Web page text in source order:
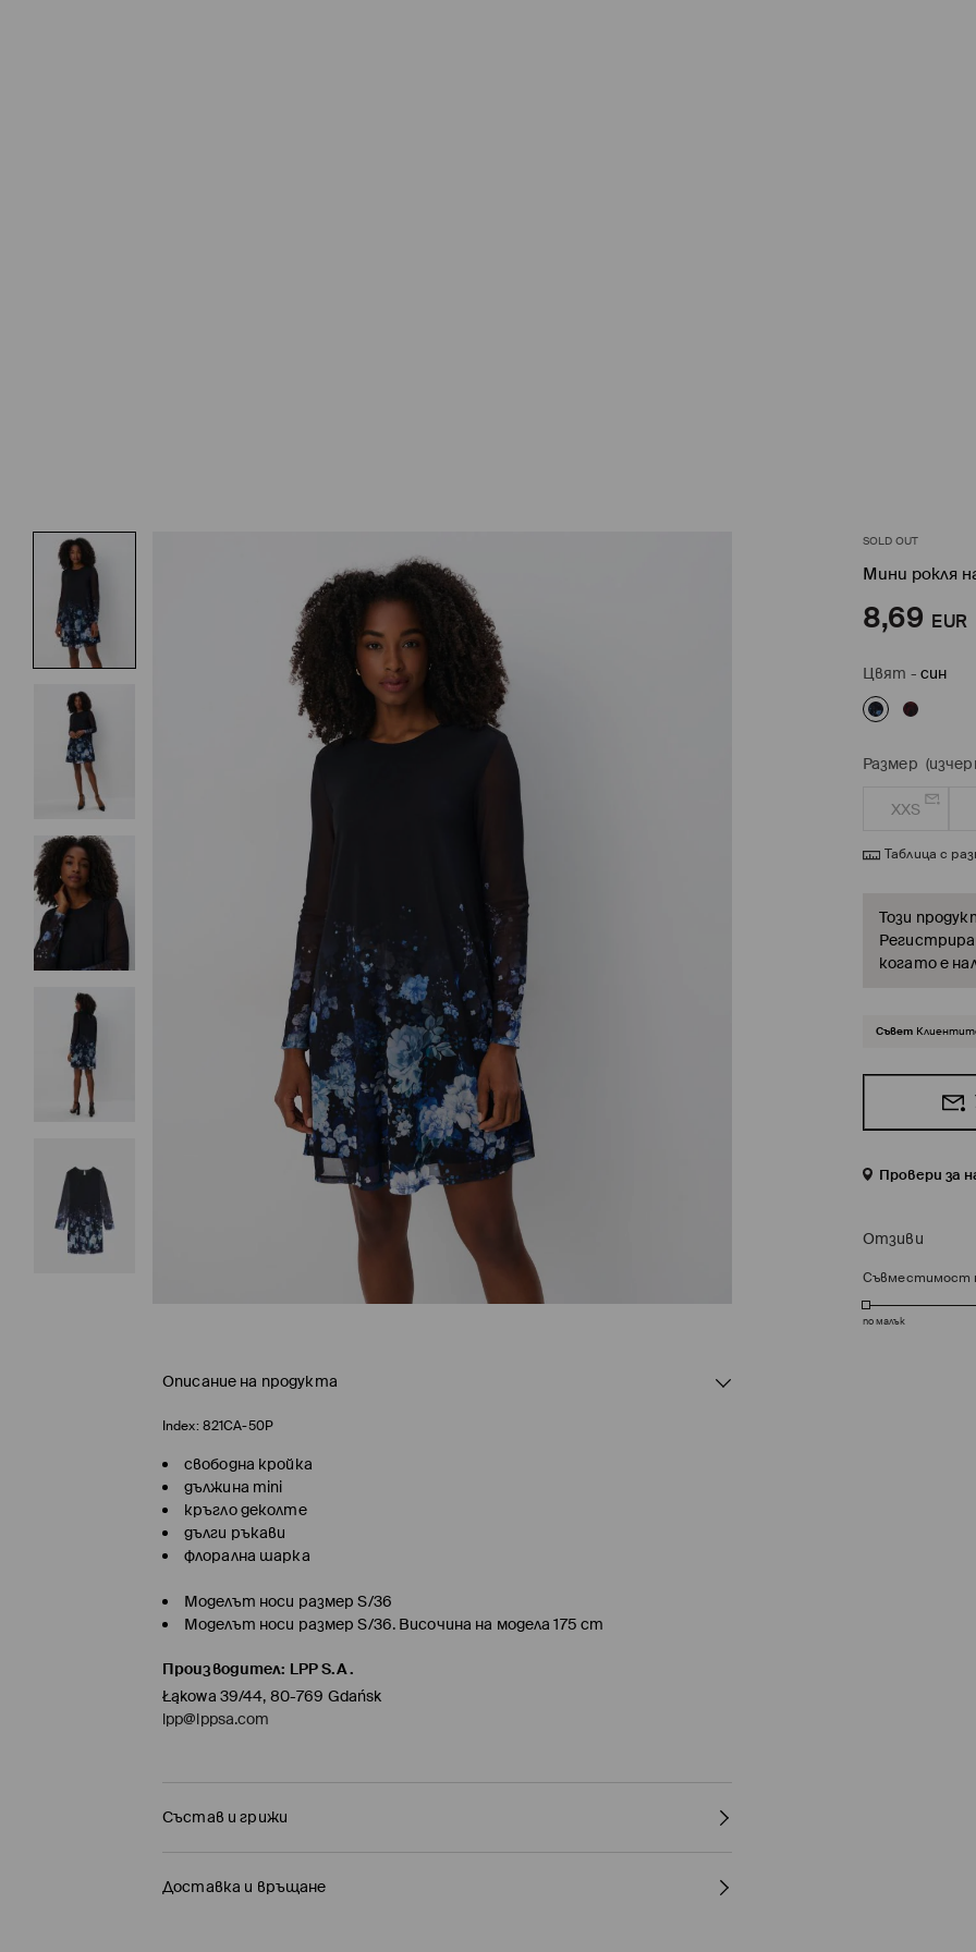
SOLD OUT
Мини рокля
8,69 EUR
Цвят - син
Размер
XXS
Таблица с
Този
когато е
Съвет
Провери за
Отзиви
Съвместимост
по малък
Описание на продукта
Index: 821CA-50P
свободна кройка
дължина mini
кръгло деколте
дълги ръкави
флорална шарка
Моделът носи размер S/36
Моделът носи размер S/36. Височина на модела 175 cm
Производител: LPP S.A.
Łąkowa 39/44, 80-769 Gdańsk
lpp@lppsa.com
Състав и грижи
Състав I:
95% ПОЛИЕСТЕР, 5% ЕЛАСТАН
Състав II: 100% ПОЛИЕСТЕР
Доставка и връщане